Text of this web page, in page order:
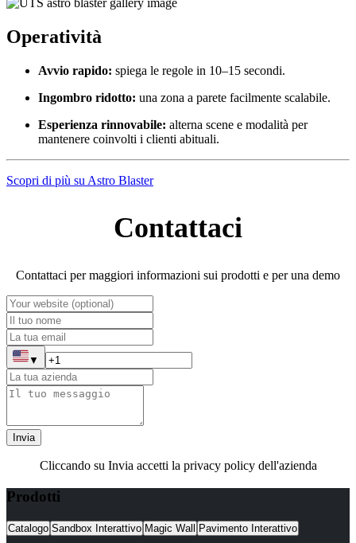
Operatività
Avvio rapido: spiega le regole in 10–15 secondi.
Ingombro ridotto: una zona a parete facilmente scalabile.
Esperienza rinnovabile: alterna scene e modalità per
mantenere coinvolti i clienti abituali.
Scopri di più su Astro Blaster
Contattaci
Contattaci per maggiori informazioni sui prodotti e per una demo
▼
Invia
Cliccando su Invia accetti la privacy policy dell'azienda
Prodotti
Catalogo Sandbox Interattivo Magic Wall Pavimento Interattivo